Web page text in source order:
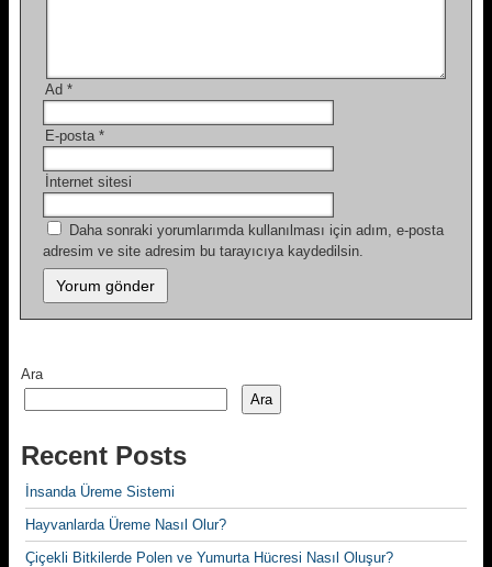
Ad *
E-posta *
İnternet sitesi
Daha sonraki yorumlarımda kullanılması için adım, e-posta
adresim ve site adresim bu tarayıcıya kaydedilsin.
Ara
Ara
Recent Posts
İnsanda Üreme Sistemi
Hayvanlarda Üreme Nasıl Olur?
Çiçekli Bitkilerde Polen ve Yumurta Hücresi Nasıl Oluşur?